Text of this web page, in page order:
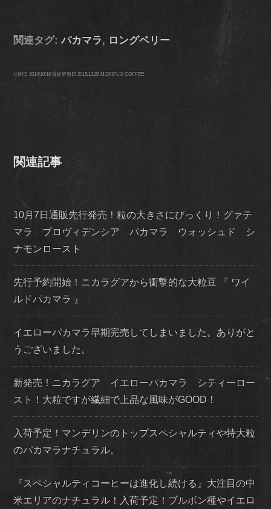
関連タグ:パカマラ, ロングベリー
公開日2014/10/16 最終更新日2015/10/28 MORIFUJI COFFEE
関連記事
10月7日通販先行発売！粒の大きさにびっくり！グァテ
マラ プロヴィデンシア パカマラ ウォッシュド シ
ナモンロースト
先行予約開始！ニカラグアから衝撃的な大粒豆 『 ワイ
ルドパカマラ 』
イエローパカマラ早期完売してしまいました。ありがと
うございました。
新発売！ニカラグア イエローパカマラ シティーロー
スト！大粒ですが繊細で上品な風味がGOOD！
入荷予定！マンデリンのトップスペシャルティや特大粒
のパカマラナチュラル。
『スペシャルティコーヒーは進化し続ける』大注目の中
米エリアのナチュラル！入荷予定！ブルボン種やイエロ